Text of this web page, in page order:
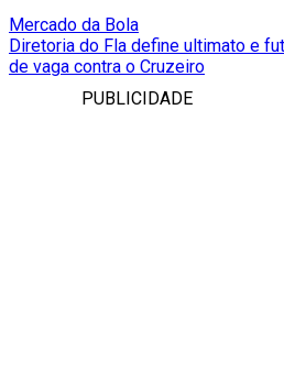
Mercado da Bola
Diretoria do Fla define ultimato e
de vaga contra o Cruzeiro
PUBLICIDADE